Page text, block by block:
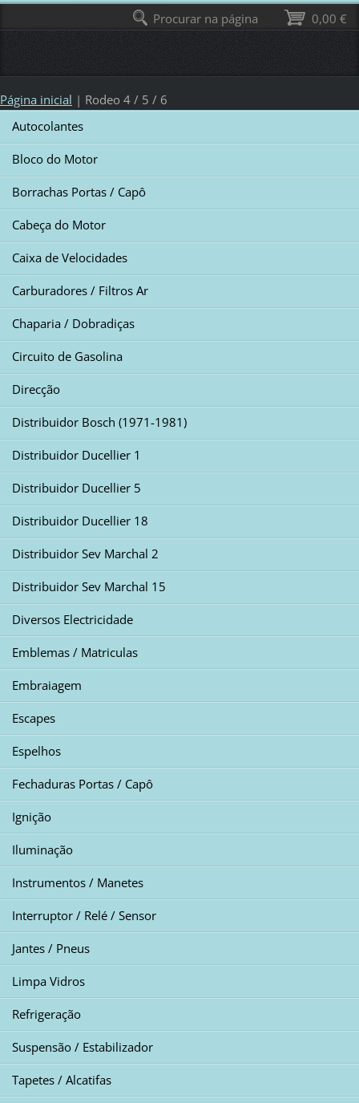
Página inicial | Rodeo 4 / 5 / 6
Autocolantes
Bloco do Motor
Borrachas Portas / Capô
Cabeça do Motor
Caixa de Velocidades
Carburadores / Filtros Ar
Chaparia / Dobradiças
Circuito de Gasolina
Direcção
Distribuidor Bosch (1971-1981)
Distribuidor Ducellier 1
Distribuidor Ducellier 5
Distribuidor Ducellier 18
Distribuidor Sev Marchal 2
Distribuidor Sev Marchal 15
Diversos Electricidade
Emblemas / Matriculas
Embraiagem
Escapes
Espelhos
Fechaduras Portas / Capô
Ignição
Iluminação
Instrumentos / Manetes
Interruptor / Relé / Sensor
Jantes / Pneus
Limpa Vidros
Refrigeração
Suspensão / Estabilizador
Tapetes / Alcatifas
0,00 €
Procurar na página